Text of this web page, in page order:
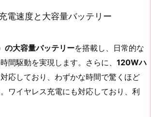
電速度と大容量バッテリー
大容量バッテリーを搭載し、日常的な
間駆動を実現します。さらに、 120Wハ
応しており、わずかな時間で驚くほど
ワイヤレス充電にも対応しており、利